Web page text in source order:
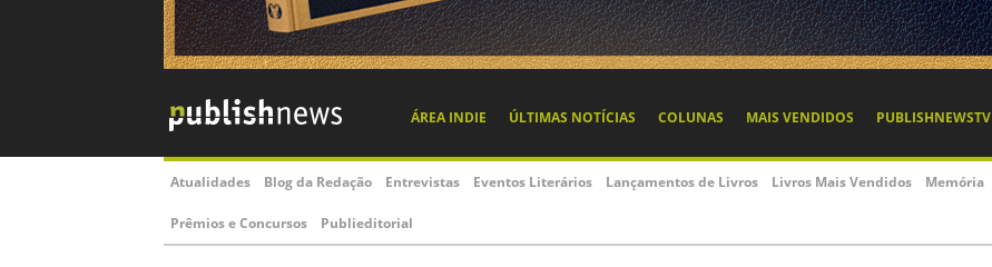
ÁREA INDIE ÚLTIMAS NOTÍCIAS COLUNAS MAIS VENDIDOS PUBLISHNEWSTV
Atualidades Blog da Redação Entrevistas Eventos Literários Lançamentos de Livros Livros Mais Vendidos Memória
Prêmios e Concursos Publieditorial